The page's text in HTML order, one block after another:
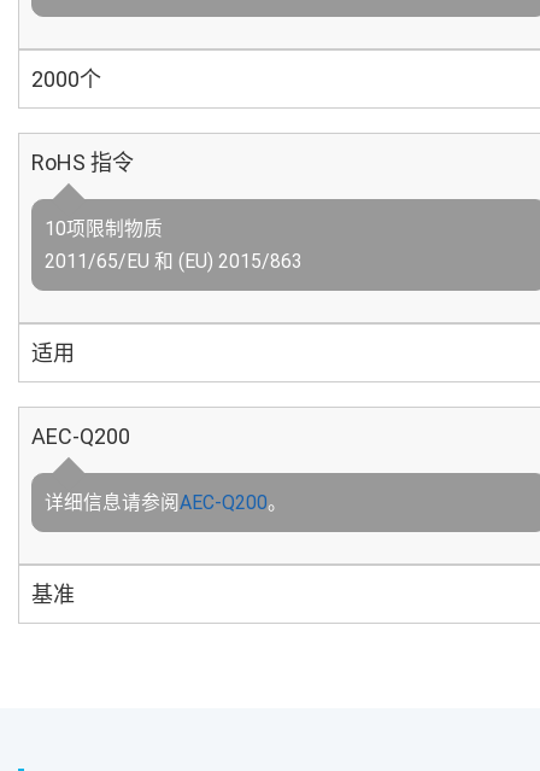
2000个
RoHS 指令
10项限制物质
2011/65/EU 和 (EU) 2015/863
适用
AEC-Q200
详细信息请参阅AEC-Q200。
基准